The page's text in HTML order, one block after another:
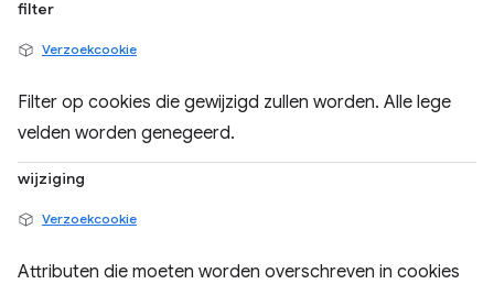
filter
Verzoekcookie
Filter op cookies die gewijzigd zullen worden. Alle lege
velden worden genegeerd.
wijziging
Verzoekcookie
Attributen die moeten worden overschreven in cookies